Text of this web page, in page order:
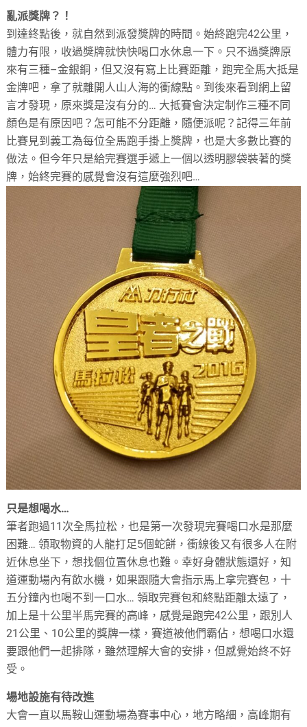
亂派獎牌？！
到達終點後，就自然到派發獎牌的時間。始終跑完42公里，
體力有限，收過獎牌就快快喝口水休息一下。只不過獎牌原
來有三種–金銀銅，但又沒有寫上比賽距離，跑完全馬大抵是
金牌吧，拿了就離開人山人海的衝線點。到後來看到網上留
言才發現，原來獎是沒有分的… 大抵賽會決定制作三種不同
顏色是有原因吧？怎可能不分距離，隨便派呢？記得三年前
比賽見到義工為每位全馬跑手掛上獎牌，也是大多數比賽的
做法。但今年只是給完賽選手遞上一個以透明膠袋裝著的獎
牌，始終完賽的感覺會沒有這麼強烈吧…
只是想喝水…
筆者跑過11次全馬拉松，也是第一次發現完賽喝口水是那麼
困難… 領取物資的人龍打足5個蛇餅，衝線後又有很多人在附
近休息坐下，想找個位置休息也難。幸好身體狀態還好，知
道運動場內有飲水機，如果跟隨大會指示馬上拿完賽包，十
五分鐘內也喝不到一口水… 領取完賽包和終點距離太遠了，
加上是十公里半馬完賽的高峰，感覺是跑完42公里，跟別人
21公里、10公里的獎牌一樣，賽道被他們霸佔，想喝口水還
要跟他們一起排隊，雖然理解大會的安排，但感覺始終不好
受。
場地設施有待改進
大會一直以馬鞍山運動場為賽事中心，地方略細，高峰期有